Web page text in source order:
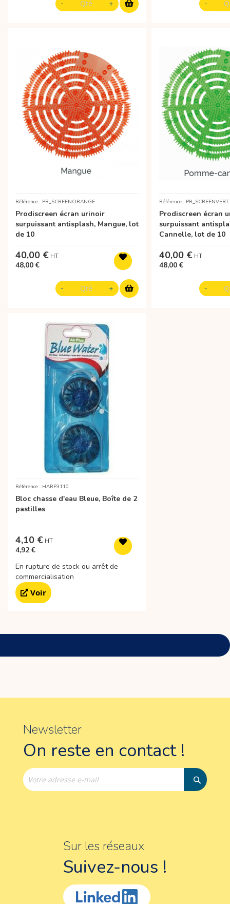
Référence : PR_SCREENORANGE
Prodiscreen écran urinoir
surpuissant antisplash, Mangue, lot
de 10
40,00 €
48,00 €
Référence : PR_SCREENVERT
Prodiscreen écran
surpuissant
Cannelle, lot de 10
40,00 €
48,00 €
Référence : HARP3110
Bloc chasse d'eau Bleue, Boîte de 2
pastilles
4,10 €
4,92 €
En rupture de stock ou arrêt de
commercialisation
Voir
Newsletter
On reste en contact !
Sur les réseaux
Suivez-nous !